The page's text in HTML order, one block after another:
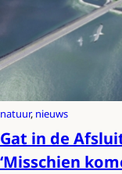
natuur, nieuws
Gat in de
‘Misschien